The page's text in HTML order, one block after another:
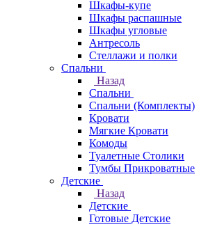
Шкафы-купе
Шкафы распашные
Шкафы угловые
Антресоль
Стеллажи и полки
Спальни
Назад
Спальни
Спальни (Комплекты)
Кровати
Мягкие Кровати
Комоды
Туалетные Столики
Тумбы Прикроватные
Детские
Назад
Детские
Готовые Детские